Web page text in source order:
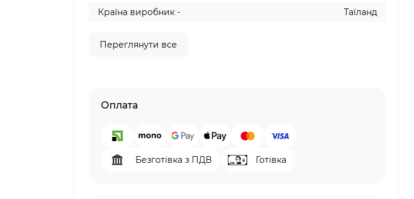
Країна виробник -
Таїланд
Переглянути все
Оплата
Безготівка з ПДВ Готівка